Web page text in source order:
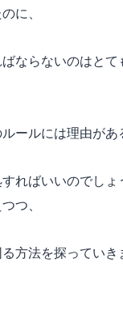
に、
ならないのはと
ールには理由があ
ればいいのでしょ
つ、
方法を探っていき